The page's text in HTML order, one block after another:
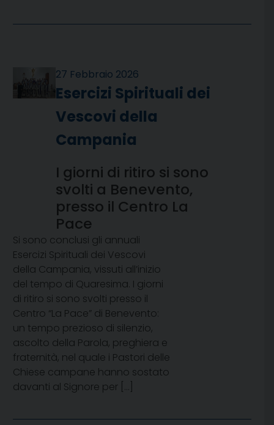
27 Febbraio 2026
Esercizi Spirituali dei
Vescovi della
Campania
I giorni di ritiro si sono
svolti a Benevento,
presso il Centro La
Pace
Si sono conclusi gli annuali
Esercizi Spirituali dei Vescovi
della Campania, vissuti all’inizio
del tempo di Quaresima. I giorni
di ritiro si sono svolti presso il
Centro “La Pace” di Benevento:
un tempo prezioso di silenzio,
ascolto della Parola, preghiera e
fraternità, nel quale i Pastori delle
Chiese campane hanno sostato
davanti al Signore per […]